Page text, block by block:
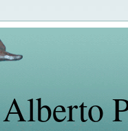
Alberto